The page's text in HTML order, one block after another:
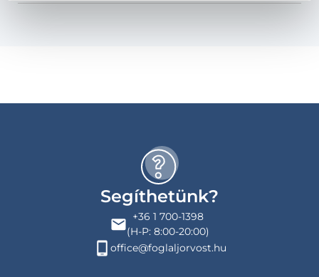
Segíthetünk?
+36 1 700-1398
(H-P: 8:00-20:00)
office@foglaljorvost.hu